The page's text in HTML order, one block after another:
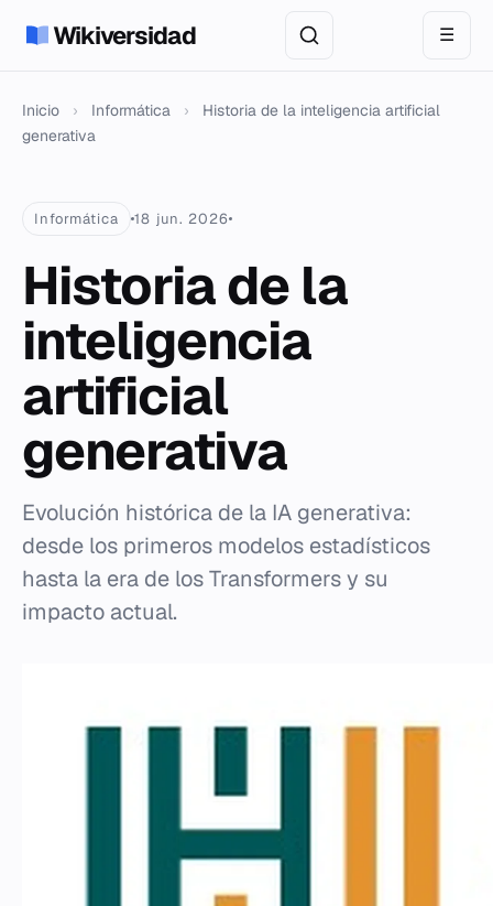
Wikiversidad ☰
Inicio › Informática ›
Historia de la inteligencia artificial
generativa
Informática 18 jun. 2026
Historia de la
inteligencia
artificial
generativa
Evolución histórica de la IA generativa:
desde los primeros modelos estadísticos
hasta la era de los Transformers y su
impacto actual.